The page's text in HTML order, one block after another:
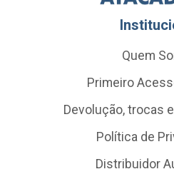
Quem
Primeiro
Devolução, trocas
Política de
Distribuidor